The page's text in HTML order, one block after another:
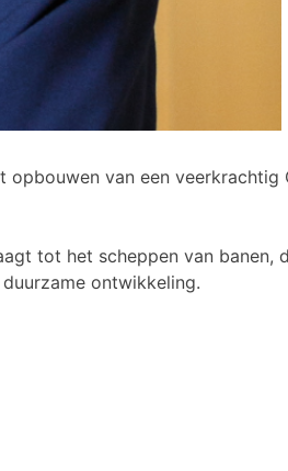
van een
tot het scheppen van banen,
ontwikkeling.